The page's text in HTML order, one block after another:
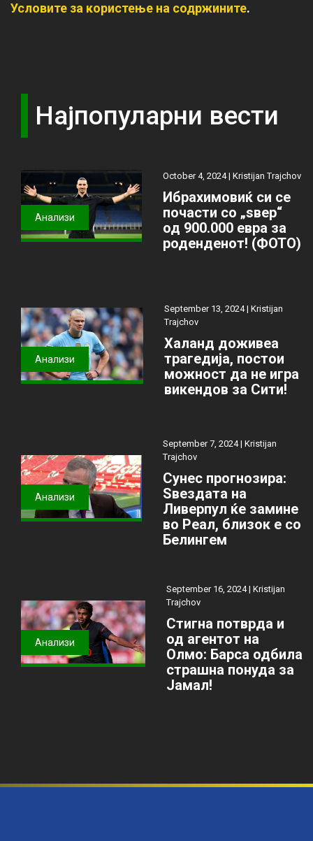
Условите за користење на содржините.
Најпопуларни вести
Анализи
October 4, 2024 | Kristijan Trajchov
Ибрахимовиќ си се
почасти со „ѕвер“
од 900.000 евра за
роденденот! (ФОТО)
Анализи
September 13, 2024 | Kristijan
Trajchov
Халанд доживеа
трагедија, постои
можност да не игра
викендов за Сити!
Анализи
September 7, 2024 |Kristijan
Trajchov
Сунес прогнозира:
Ѕвездата на
Ливерпул ќе замине
во Реал, близок е со
Белингем
Анализи
September 16, 2024 | Kristijan
Trajchov
Стигна потврда и
од агентот на
Олмо: Барса одбила
страшна понуда за
Јамал!